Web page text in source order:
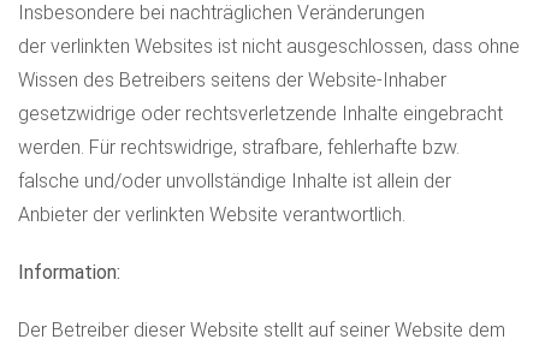
Insbesondere bei nachträglichen Veränderungen
der verlinkten Websites ist nicht ausgeschlossen, dass ohne
Wissen des Betreibers seitens der Website-Inhaber
gesetzwidrige oder rechtsverletzende Inhalte eingebracht
werden. Für rechtswidrige, strafbare, fehlerhafte bzw.
falsche und/oder unvollständige Inhalte ist allein der
Anbieter der verlinkten Website verantwortlich.
Information:
Der Betreiber dieser Website stellt auf seiner Website dem